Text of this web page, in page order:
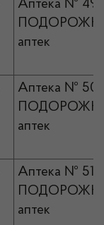
Аптека № 49
аптек
Аптека № 50
аптек
Аптека № 51
аптек